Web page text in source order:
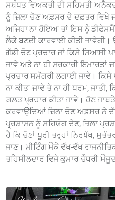
ਸਬੰਧਤ ਵਿਅਕਤੀ ਦੀ ਸਹਿਮਤੀ
ਨੂੰ ਜ਼ਿਲਾ ਚੋਣ ਅਫ਼ਸਰ ਦੇ ਦਫ਼ਤਰ ਵਿਖੇ
ਅਜਿਹਾ ਨਾ ਹੋਇਆ ਤਾਂ ਇਸ ਨੂੰ
ਲੈਕੇ ਬਣਦੀ ਕਾਰਵਾਈ ਕੀਤੀ ਜਾਵੇਗੀ।
ਗੱਡੀ ਚੋਣ ਪ੍ਰਚਾਰ ਜਾਂ ਕਿਸੇ ਸਿਆਸੀ
ਜਾਵੇ ਅਤੇ ਨਾ ਹੀ ਸਰਕਾਰੀ ਇਮਾਰਤਾਂ
ਪ੍ਰਚਾਰ ਸਮੱਗਰੀ ਲਗਾਈ ਜਾਵੇ। ਕਿਸੇ
ਨਾ ਕੀਤਾ ਜਾਵੇ ਤੇ ਨਾ ਹੀ ਧਰਮ,
ਗ਼ਲਤ ਪ੍ਰਚਾਰ ਕੀਤਾ ਜਾਵੇ। ਚੋਣ
ਕਰਵਾਉਂਦਿਆਂ ਜ਼ਿਲਾ ਚੋਣ ਅਫ਼ਸਰ ਨੇ
ਪ੍ਰ੍ਰਸ਼ਾਸਨ ਨੂੰ ਸਹਿਯੋਗ ਦੇਣ, ਜ਼ਿਲਾ
ਹੈ ਕਿ ਚੋਣਾਂ ਪੂਰੀ ਤਰ੍ਹਾਂ ਨਿਰਪੱਖ,
ਜਾਣ। ਮੀਟਿੰਗ ਮੌਕੇ ਵੱਖ-ਵੱਖ
ਤਹਿਸੀਲਦਾਰ ਵਿਜੇ ਕੁਮਾਰ ਚੌਧਰੀ